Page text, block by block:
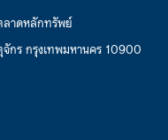
ลาดหลักทรัพย์
กร กรุงเทพมหานคร 10900